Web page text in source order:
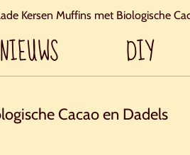
Kersen Muffins met Biologische
NIEUWS DIY
Cacao en Dadels